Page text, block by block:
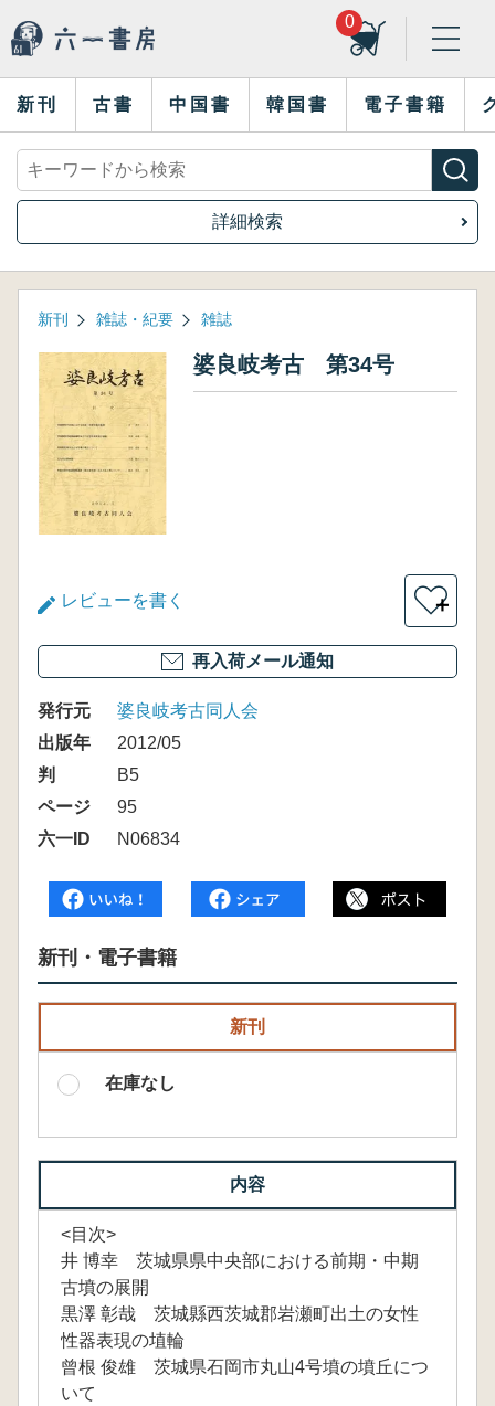
0
新刊 古書 中国書 韓国書 電子書籍
詳細検索
新刊 雑誌・紀要 雑誌
婆良岐考古 第34号
レビューを書く ＋
再入荷メール通知
発行元
婆良岐考古同人会
出版年
2012/05
判
B5
ページ
95
六一ID
N06834
新刊・電子書籍
新刊
在庫なし
内容
<目次>
井 博幸 茨城県県中央部における前期・中期
古墳の展開
黒澤 彰哉 茨城縣西茨城郡岩瀬町出土の女性
性器表現の埴輪
曾根 俊雄 茨城県石岡市丸山4号墳の墳丘につ
いて